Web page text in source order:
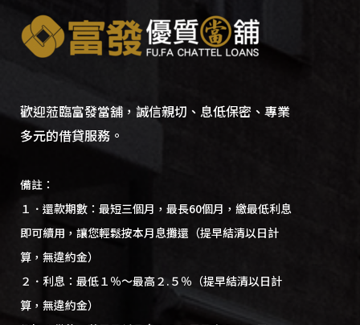
歡迎蒞臨富發當舖，誠信親切、息低保密、專業
多元的借貸服務。
備註：
１．還款期數：最短三個月，最長60個月，繳最低利息
即可續用，讓您輕鬆按本月息攤還（提早結清以日計
算，無違約金）
２．利息：最低１％～最高２.５％（提早結清以日計
算，無違約金）